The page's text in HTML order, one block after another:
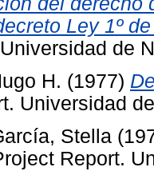
Ley 1º
de
H. (1977)
Universidad
Stella
Report.